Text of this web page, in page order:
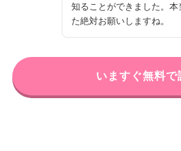
知ることができました。
た絶対お願いしますね。
いますぐ無料で